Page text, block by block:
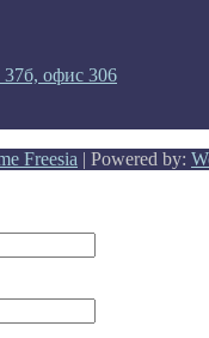
офис 306
Freesia | Powered by: